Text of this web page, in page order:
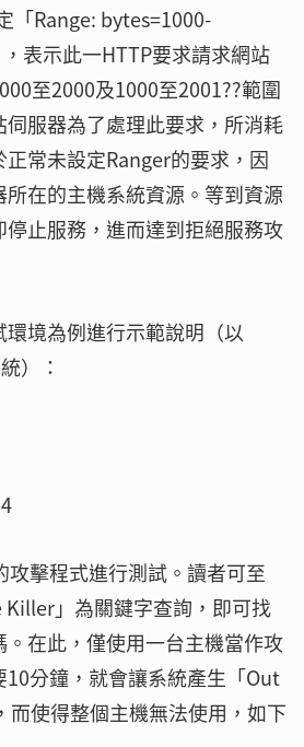
「Range: bytes=1000-
表示此一HTTP要求請求網站
至2000及1000至2001??範圍
服器為了處理此要求，所消耗
常未設定Ranger的要求，因
在的主機系統資源。等到資源
止服務，進而達到拒絕服務攻
境為例進行示範說明（以
）：
擊程式進行測試。讀者可至
」為關鍵字查詢，即可找
在此，僅使用一台主機當作攻
分鐘，就會讓系統產生「Out
使得整個主機無法使用，如下